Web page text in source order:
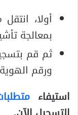
أولا،
بمعالجة
ثم قم
ورقم
استيفاء